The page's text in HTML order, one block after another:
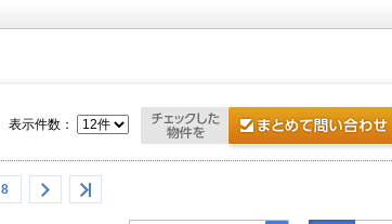
8
表示件数：